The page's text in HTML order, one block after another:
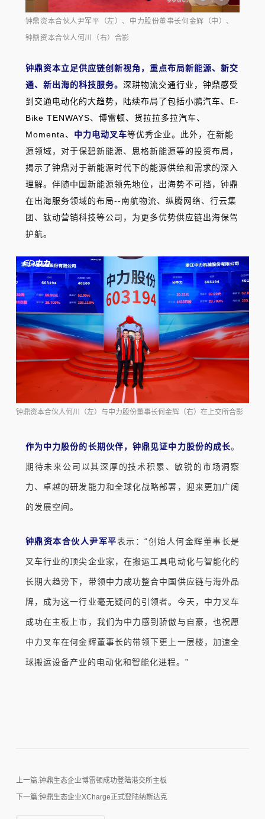
钟鼎资本合伙人尹军平 （左）、 中力股份董事长何金辉（中）、
钟鼎资本合伙人何川（右）合影
钟鼎资本立足供应链创新视角，重点布局新能源、新交
通、新出海的科技服务。 深耕物流交通行业，钟鼎感受
到交通电动化的大趋势，陆续布局了包括小鹏汽车、E-
Bike TENWAYS、 博雷顿、货拉拉多拉汽车、
Momenta、 中力电动叉车等优秀企业。此外，在新能
源领域，对于保碧新能源、思格新能源等的投资布局，
揭示了钟鼎对于新能源时代下的能源供给和需求的深入
理解。伴随中国新能源领先地位，出海势不可挡，钟鼎
在出海服务领域的布局--南航物流、纵腾网络、行云集
团、钛动营销科技等公司，为更多优势供应链出海保驾
护航。
钟鼎资本合伙人何川（左）与中力股份董事长何金辉（右）在上交所合影
作为中力股份的长期伙伴，钟鼎见证中力股份的成长。
期待未来公司以其深厚的技术积累、敏锐的市场洞察
力、卓越的研发能力和全球化战略部署，迎来更加广阔
的发展空间。
钟鼎资本合伙人尹军平表示：“创始人何金辉董事长是
叉车行业的顶尖企业家，在搬运工具电动化与智能化的
长期大趋势下，带领中力成功整合中国供应链与海外品
牌，成为这一行业毫无疑问的引领者。今天，中力叉车
成功在主板上市，我们为中力感到骄傲与自豪，也祝愿
中力叉车在何金辉董事长的带领下更上一层楼，加速全
球搬运设备产业的电动化和智能化进程。”
上一篇:钟鼎生态企业博雷顿成功登陆港交所主板
下一篇:钟鼎生态企业XCharge正式登陆纳斯达克